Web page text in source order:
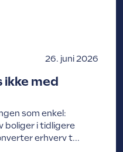
26. juni 2026
ikke med
som enkel:
boliger i tidligere
erhverv t...